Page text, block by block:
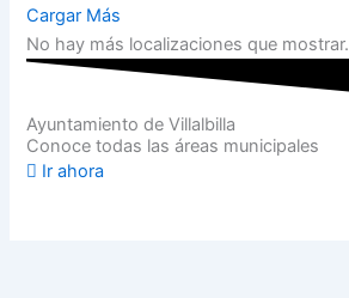
Cargar Más
No hay más localizaciones que mostrar.
Ayuntamiento de Villalbilla
Conoce todas las áreas municipales
Ir ahora